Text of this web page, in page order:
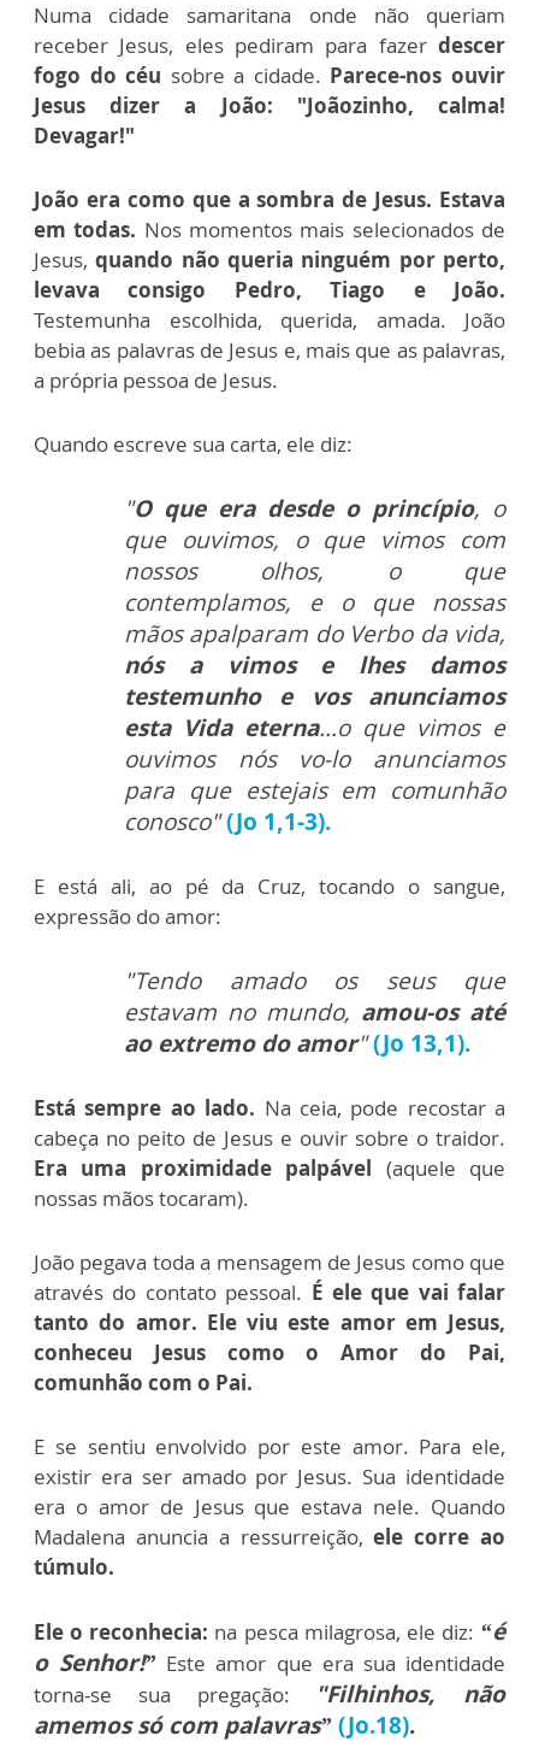
Numa cidade samaritana onde não queriam
receber Jesus, eles pediram para fazer descer
fogo do céu sobre a cidade. Parece-nos ouvir
Jesus dizer a João: "Joãozinho, calma!
Devagar!"
João era como que a sombra de Jesus. Estava
em todas. Nos momentos mais selecionados de
Jesus,quando não queria ninguém por perto,
levava consigo Pedro, Tiago e João.
Testemunha escolhida, querida, amada. João
bebia as palavras de Jesus e, mais que as palavras,
a própria pessoa de Jesus.
Quando escreve sua carta, ele diz:
"O que era desde o princípio, o
que ouvimos, o que vimos com
nossos olhos, o que
contemplamos, e o que nossas
mãos apalparam do Verbo da vida,
nós a vimos e lhes damos
testemunho e vos anunciamos
esta Vida eterna...o que vimos e
ouvimos nós vo-lo anunciamos
para que estejais em comunhão
conosco"(Jo 1,1-3).
E está ali, ao pé da Cruz, tocando o sangue,
expressão do amor:
"Tendo amado os seus que
estavam no mundo, amou-os até
ao extremo do amor"(Jo 13,1).
Está sempre ao lado. Na ceia, pode recostar a
cabeça no peito de Jesus e ouvir sobre o traidor.
Era uma proximidade palpável (aquele que
nossas mãos tocaram).
João pegava toda a mensagem de Jesus como que
através do contato pessoal. É ele que vai falar
tanto do amor. Ele viu este amor em Jesus,
conheceu Jesus como o Amor do Pai,
comunhão com o Pai.
E se sentiu envolvido por este amor. Para ele,
existir era ser amado por Jesus. Sua identidade
era o amor de Jesus que estava nele. Quando
Madalena anuncia a ressurreição,ele corre ao
túmulo.
Ele o reconhecia: na pesca milagrosa, ele diz: “é
o Senhor!” Este amor que era sua identidade
torna-se sua pregação:
"Filhinhos, não
amemos só com palavras”(Jo.18).